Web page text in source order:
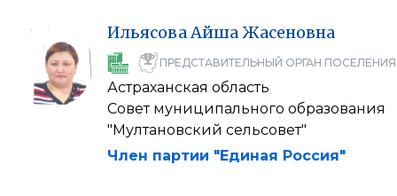
ИльясоваАйшаЖасеновна
ПРЕДСТАВИТЕЛЬНЫЙ ОРГАН ПОСЕЛЕНИЯ
Астраханская область
Совет муниципального образования
"Мултановский сельсовет"
Член партии "Единая Россия"